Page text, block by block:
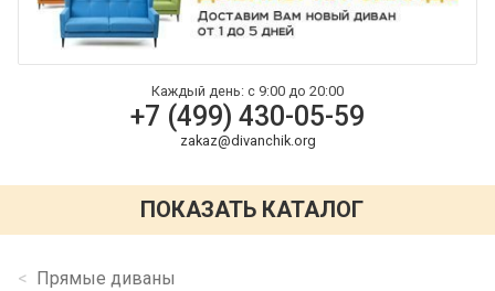
Контакты
Каждый день: с 9:00 до 20:00
+7 (499) 430-05-59
zakaz@divanchik.org
ПОКАЗАТЬ КАТАЛОГ
Прямые диваны